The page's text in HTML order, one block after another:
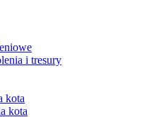
i tresury
kota
kota